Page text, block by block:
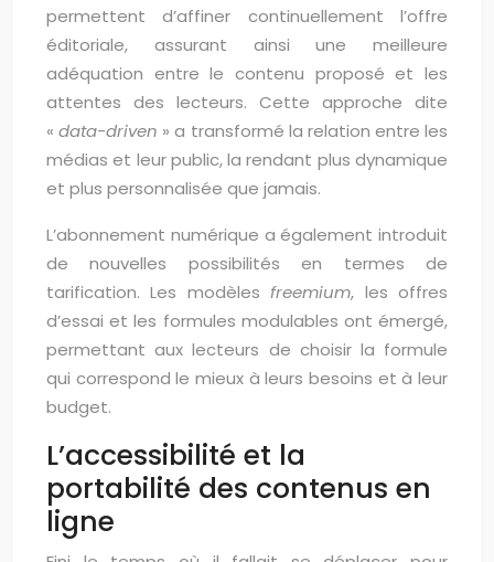
permettent d’affiner continuellement l’offre
éditoriale, assurant ainsi une meilleure
adéquation entre le contenu proposé et les
attentes des lecteurs. Cette approche dite
«data-driven » a transformé la relation entre les
médias et leur public, la rendant plus dynamique
et plus personnalisée que jamais.
L’abonnement numérique a également introduit
de nouvelles possibilités en termes de
tarification. Les modèlesfreemium, les offres
d’essai et les formules modulables ont émergé,
permettant aux lecteurs de choisir la formule
qui correspond le mieux à leurs besoins et à leur
budget.
L’accessibilité et la
portabilité des contenus en
ligne